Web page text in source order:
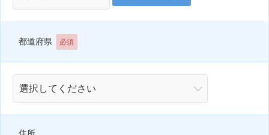
都道府県 必須
住所